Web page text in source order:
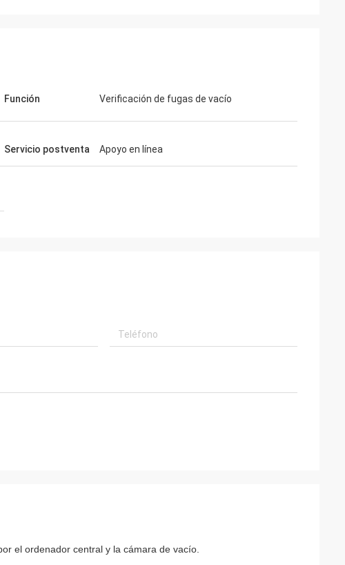
Función Verificación de fugas de vacío
Servicio postventa Apoyo en línea
el ordenador central y la cámara de vacío.